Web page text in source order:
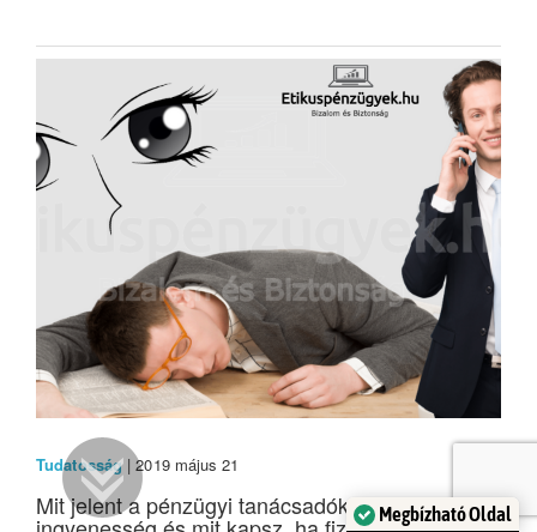
Tudatosság| 2019 május 21
Mit jelent a pénzügyi tanácsadóknál azMegbízható Oldal